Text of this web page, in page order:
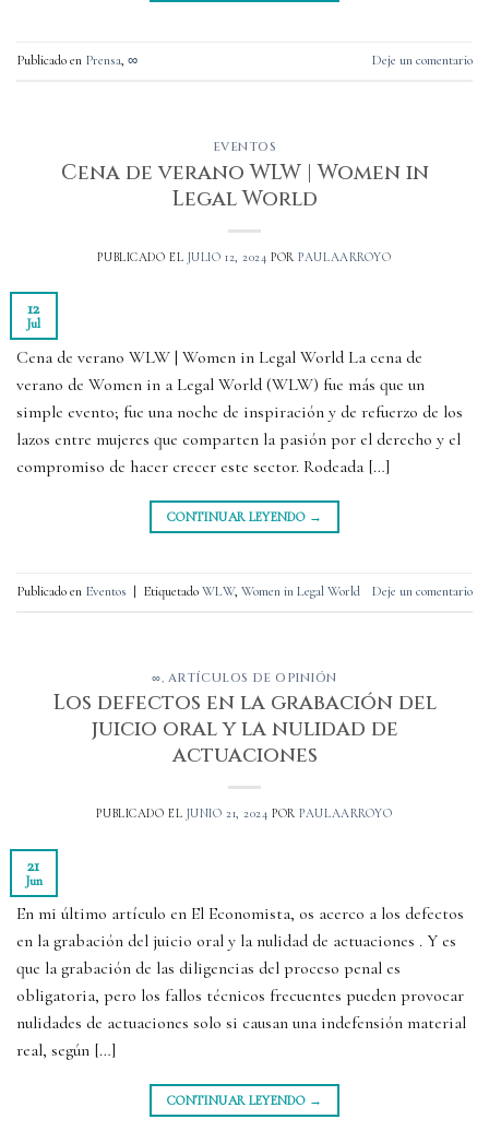
Publicado en Prensa, ∞ Deje un comentario
EVENTOS
Cena de verano WLW | Women in
Legal World
PUBLICADO EL JULIO 12, 2024 PORPAULAARROYO
12
Jul
Cena de verano WLW | Women in Legal World La cena de
verano de Women in a Legal World (WLW) fue más que un
simple evento; fue una noche de inspiración y de refuerzo de los
lazos entre mujeres que comparten la pasión por el derecho y el
compromiso de hacer crecer este sector. Rodeada […]
CONTINUAR LEYENDO →
Publicado en Eventos | EtiquetadoWLW, Women in Legal World Deje un comentario
∞, ARTÍCULOS DE OPINIÓN
Los defectos en la grabación del
juicio oral y la nulidad de
actuaciones
PUBLICADO EL JUNIO 21, 2024 PORPAULAARROYO
21
Jun
En mi último artículo en El Economista, os acerco a los defectos
en la grabación del juicio oral y la nulidad de actuaciones . Y es
que la grabación de las diligencias del proceso penal es
obligatoria, pero los fallos técnicos frecuentes pueden provocar
nulidades de actuaciones solo si causan una indefensión material
real, según […]
CONTINUAR LEYENDO →